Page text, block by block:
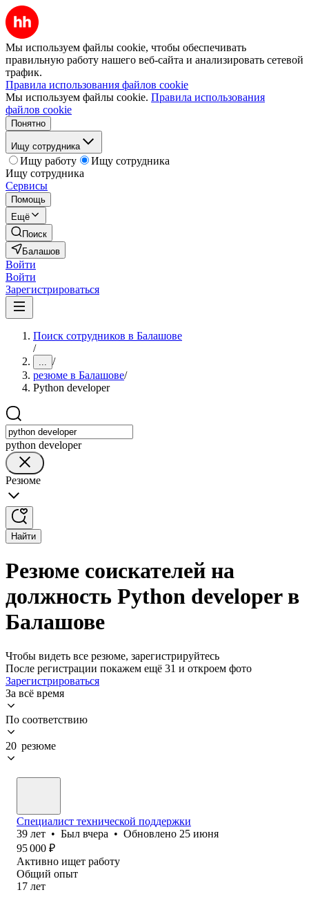
Мы используем файлы cookie, чтобы обеспечивать
правильную работу нашего веб-сайта и анализировать сетевой
трафик.
Правила использования файлов cookie
Мы используем файлы cookie. Правила использования
файлов cookie
Понятно
Ищу сотрудника
Ищу работу
Ищу сотрудника
Ищу сотрудника
Сервисы
Помощь
Ещё
Поиск
Балашов
Войти
Войти
Зарегистрироваться
Поиск сотрудников в Балашове
/
... /
резюме в Балашове/
Python developer
python developer
Резюме
Найти
Резюме соискателей на
должность Python developer в
Балашове
Чтобы видеть все резюме, зарегистрируйтесь
После регистрации покажем ещё 31 и откроем фото
Зарегистрироваться
За всё время
По соответствию
20 резюме
Специалист технической поддержки
39 лет • Был вчера • Обновлено 25 июня
95 000 ₽
Активно ищет работу
Общий опыт
17 лет